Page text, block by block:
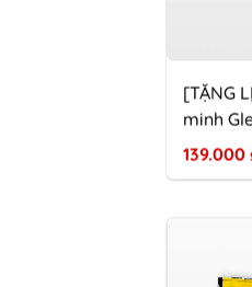
[TẶNG
minh
139.000